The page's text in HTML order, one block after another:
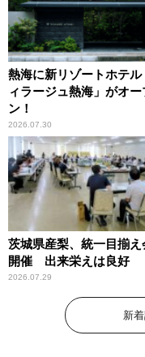
熱海に新リゾートホテル
ィラージュ熱海」がオー
ン！
2026.07.30
茨城県産梨、統一目揃え
開催 出来栄えは良好
2026.07.29
新